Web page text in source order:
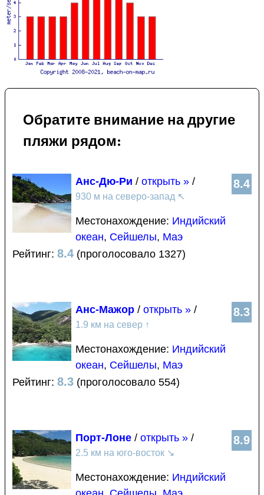
Обратите внимание на другие
пляжи рядом:
8.4
Анс-Дю-Ри / открыть » /
930 м на северо-запад ↖
Местонахождение: Индийский
океан, Сейшелы, Маэ
Рейтинг: 8.4 (проголосовало 1327)
8.3
Анс-Мажор / открыть » /
1.9 км на север ↑
Местонахождение: Индийский
океан, Сейшелы, Маэ
Рейтинг: 8.3 (проголосовало 554)
8.9
Порт-Лоне / открыть » /
2.5 км на юго-восток ↘
Местонахождение: Индийский